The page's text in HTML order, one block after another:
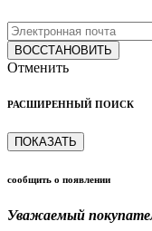
ВОССТАНОВИТЬ
Отменить
РАСШИРЕННЫЙ ПОИСК
ПОКАЗАТЬ
сообщить о появлении
Уважаемый